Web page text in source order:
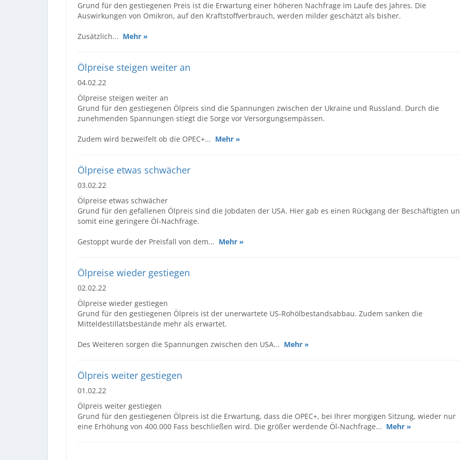
Grund für den gestiegenen Preis ist die Erwartung einer höheren Nachfrage im Laufe des Jahres. Die
Auswirkungen von Omikron, auf den Kraftstoffverbrauch, werden milder geschätzt als bisher.
Zusätzlich... Mehr »
Ölpreise steigen weiter an
04.02.22
Ölpreise steigen weiter an
Grund für den gestiegenen Ölpreis sind die Spannungen zwischen der Ukraine und Russland. Durch die
zunehmenden Spannungen stiegt die Sorge vor Versorgungsempässen.
Zudem wird bezweifelt ob die OPEC+... Mehr »
Ölpreise etwas schwächer
03.02.22
Ölpreise etwas schwächer
Grund für den gefallenen Ölpreis sind die Jobdaten der USA. Hier gab es einen Rückgang der Beschäftigten
somit eine geringere Öl-Nachfrage.
Gestoppt wurde der Preisfall von dem... Mehr »
Ölpreise wieder gestiegen
02.02.22
Ölpreise wieder gestiegen
Grund für den gestiegenen Ölpreis ist der unerwartete US-Rohölbestandsabbau. Zudem sanken die
Mitteldestillatsbestände mehr als erwartet.
Des Weiteren sorgen die Spannungen zwischen den USA... Mehr »
Ölpreis weiter gestiegen
01.02.22
Ölpreis weiter gestiegen
Grund für den gestiegenen Ölpreis ist die Erwartung, dass die OPEC+, bei Ihrer morgigen Sitzung, wieder nur
eine Erhöhung von 400.000 Fass beschließen wird. Die größer werdende Öl-Nachfrage... Mehr »